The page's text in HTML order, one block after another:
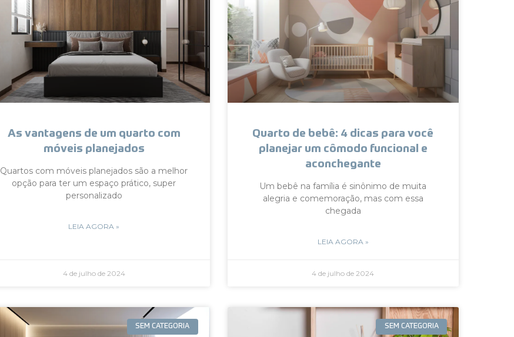
As vantagens de um quarto com
móveis planejados
Quartos com móveis planejados são a melhor
opção para ter um espaço prático, super
personalizado
LEIA AGORA »
4 de julho de 2024
Quarto de bebê: 4 dicas para você
planejar um cômodo funcional e
aconchegante
Um bebê na família é sinônimo de muita
alegria e comemoração, mas com essa
chegada
LEIA AGORA »
4 de julho de 2024
SEM CATEGORIA SEM CATEGORIA